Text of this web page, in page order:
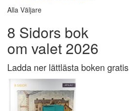
Alla Väljare
8 Sidors bok
om valet 2026
Ladda ner lättlästa boken gratis